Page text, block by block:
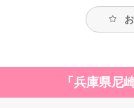
「兵庫県尼